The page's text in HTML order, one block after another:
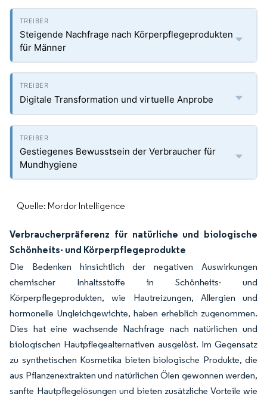
Steigende Nachfrage nach Körperpflegeprodukten
für Männer
Digitale Transformation und virtuelle Anprobe
Gestiegenes Bewusstsein der Verbraucher für
Mundhygiene
Quelle: Mordor Intelligence
Verbraucherpräferenz für natürliche und biologische
Schönheits- und Körperpflegeprodukte
Die Bedenken hinsichtlich der negativen Auswirkungen
chemischer Inhaltsstoffe in Schönheits- und
Körperpflegeprodukten, wie Hautreizungen, Allergien und
hormonelle Ungleichgewichte, haben erheblich zugenommen.
Dies hat eine wachsende Nachfrage nach natürlichen und
biologischen Hautpflegealternativen ausgelöst. Im Gegensatz
zu synthetischen Kosmetika bieten biologische Produkte, die
aus Pflanzenextrakten und natürlichen Ölen gewonnen werden,
sanfte Hautpflegelösungen und bieten zusätzliche Vorteile wie